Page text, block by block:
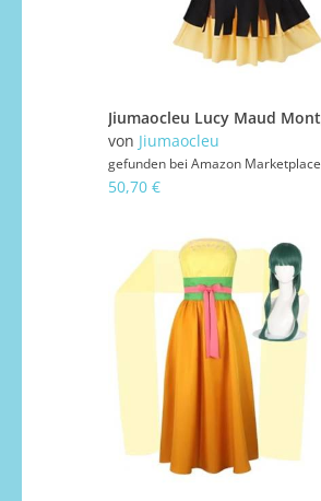
von Jiumaocleu
gefunden bei Amazon Marketplace
50,70 €